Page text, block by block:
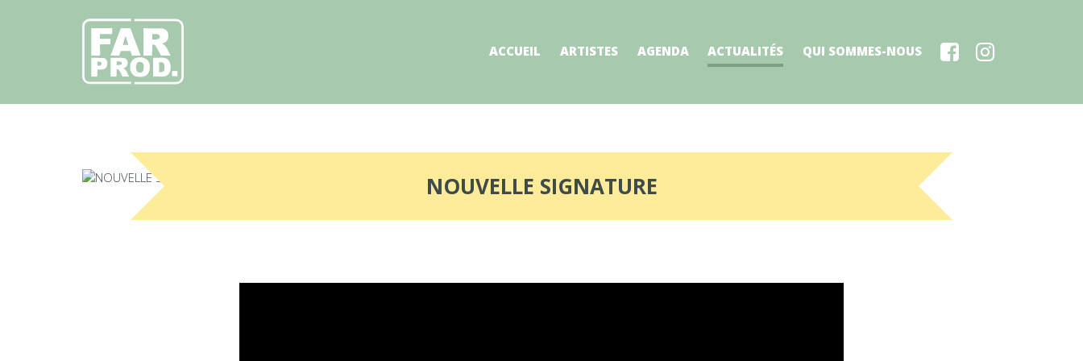
ACCUEIL ARTISTES AGENDA ACTUALITÉS QUI SOMMES-NOUS
NOUVELLE SIGNATURE